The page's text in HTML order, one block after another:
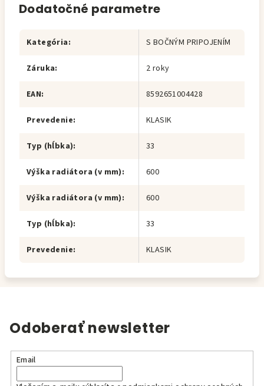
Dodatočné parametre
Kategória: S BOČNÝM PRIPOJENÍM
Záruka: 2 roky
EAN: 8592651004428
Prevedenie: KLASIK
Typ (hĺbka): 33
Výška radiátora (v mm): 600
Výška radiátora (v mm): 600
Typ (hĺbka): 33
Prevedenie: KLASIK
Odoberať newsletter
Email